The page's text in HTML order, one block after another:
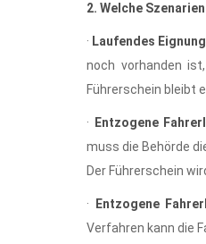
2. Welche
· Laufendes
noch vorhanden
Führerschein bleibt
· Entzogene
muss die Behörde
Der Führerschein
· Entzogene
Verfahren kann die